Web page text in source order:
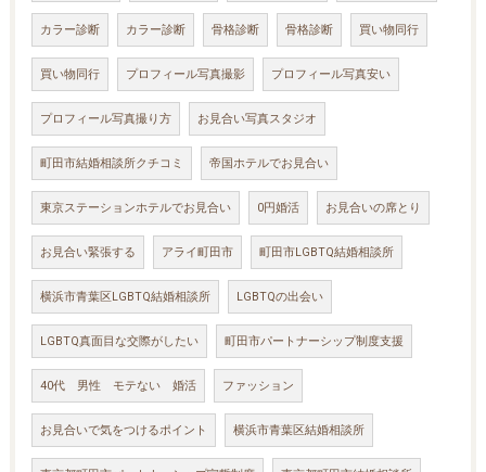
カラー診断 カラー診断 骨格診断 骨格診断 買い物同行
買い物同行 プロフィール写真撮影 プロフィール写真安い
プロフィール写真撮り方 お見合い写真スタジオ
町田市結婚相談所クチコミ 帝国ホテルでお見合い
東京ステーションホテルでお見合い 0円婚活 お見合いの席とり
お見合い緊張する アライ町田市 町田市LGBTQ結婚相談所
横浜市青葉区LGBTQ結婚相談所 LGBTQの出会い
LGBTQ真面目な交際がしたい 町田市パートナーシップ制度支援
40代 男性 モテない 婚活 ファッション
お見合いで気をつけるポイント 横浜市青葉区結婚相談所